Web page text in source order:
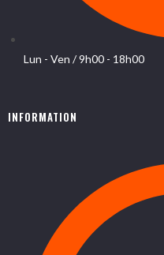
Lun - Ven / 9h00 - 18h00
INFORMATION